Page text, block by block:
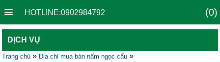
HOTLINE:0902984792 (0)
DỊCH VỤ
Trang chủ » Địa chỉ mua bán nấm ngọc cẩu »